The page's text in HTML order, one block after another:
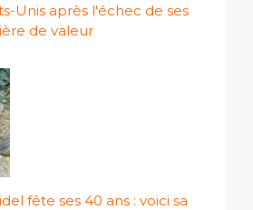
Unis après l'échec de ses
de valeur
fête ses 40 ans : voici sa